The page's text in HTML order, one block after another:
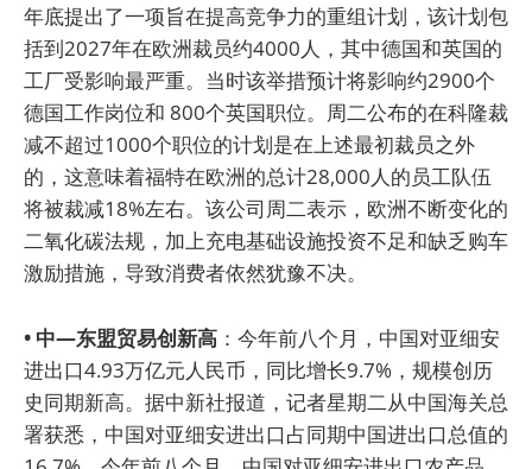
年底提出了一项旨在提高竞争力的重组计划，该计划包
括到2027年在欧洲裁员约4000人，其中德国和英国的
工厂受影响最严重。当时该举措预计将影响约2900个
德国工作岗位和 800个英国职位。周二公布的在科隆裁
减不超过1000个职位的计划是在上述最初裁员之外
的，这意味着福特在欧洲的总计28,000人的员工队伍
将被裁减18%左右。该公司周二表示，欧洲不断变化的
二氧化碳法规，加上充电基础设施投资不足和缺乏购车
激励措施，导致消费者依然犹豫不决。
• 中—东盟贸易创新高 ：今年前八个月，中国对亚细安
进出口4.93万亿元人民币，同比增长9.7%，规模创历
史同期新高。据中新社报道，记者星期二从中国海关总
署获悉，中国对亚细安进出口占同期中国进出口总值的